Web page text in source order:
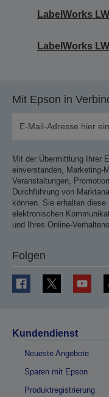
LabelWorks
LabelWorks
Mit Epson in
Mit der Übermittlung Ihrer
einverstanden, Marketing-
Veranstaltungen,
Durchführung von
können. Sie erhalten
elektronischen
und Ihres Online-
Folgen
Kundendienst
Neueste Angebote
Sparen mit Epson
Produktregistrierung